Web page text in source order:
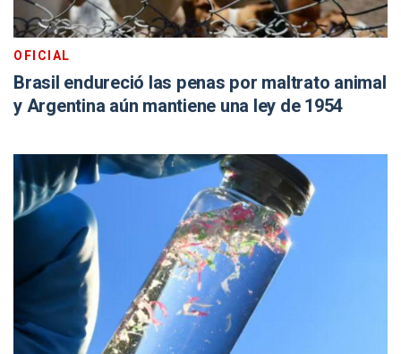
OFICIAL
Brasil endureció las penas por maltrato animal
y Argentina aún mantiene una ley de 1954